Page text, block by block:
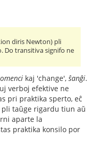
diris Newton) pli
Do transitiva signifo ne
kaj 'change', ŝanĝi.
verboj efektive ne
pri praktika sperto, eĉ
taŭge rigardu tiun aŭ
aparte la
praktika konsilo por